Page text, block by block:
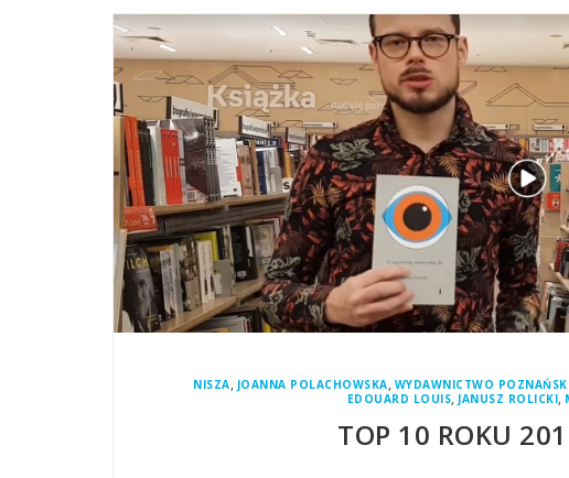
NISZA, JOANNA POLACHOWSKA, WYDAWNICTWO
EDOUARD LOUIS, JANUSZ ROLICKI,
TOP 10 ROKU